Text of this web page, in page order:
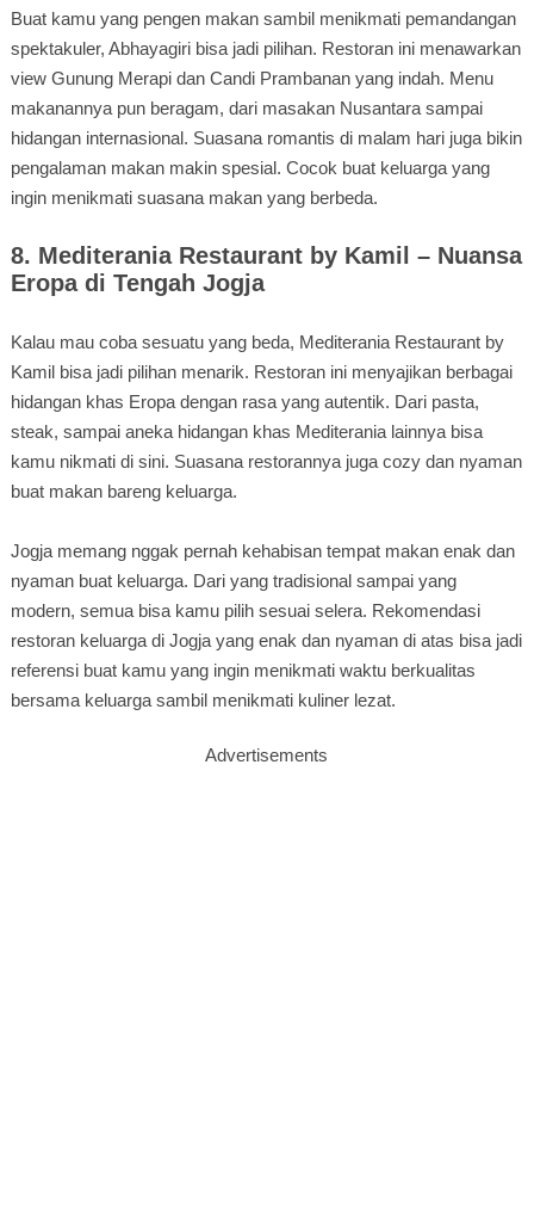
Buat kamu yang pengen makan sambil menikmati pemandangan
spektakuler, Abhayagiri bisa jadi pilihan. Restoran ini menawarkan
view Gunung Merapi dan Candi Prambanan yang indah. Menu
makanannya pun beragam, dari masakan Nusantara sampai
hidangan internasional. Suasana romantis di malam hari juga bikin
pengalaman makan makin spesial. Cocok buat keluarga yang
ingin menikmati suasana makan yang berbeda.
8. Mediterania Restaurant by Kamil – Nuansa
Eropa di Tengah Jogja
Kalau mau coba sesuatu yang beda, Mediterania Restaurant by
Kamil bisa jadi pilihan menarik. Restoran ini menyajikan berbagai
hidangan khas Eropa dengan rasa yang autentik. Dari pasta,
steak, sampai aneka hidangan khas Mediterania lainnya bisa
kamu nikmati di sini. Suasana restorannya juga cozy dan nyaman
buat makan bareng keluarga.
Jogja memang nggak pernah kehabisan tempat makan enak dan
nyaman buat keluarga. Dari yang tradisional sampai yang
modern, semua bisa kamu pilih sesuai selera. Rekomendasi
restoran keluarga di Jogja yang enak dan nyaman di atas bisa jadi
referensi buat kamu yang ingin menikmati waktu berkualitas
bersama keluarga sambil menikmati kuliner lezat.
Advertisements